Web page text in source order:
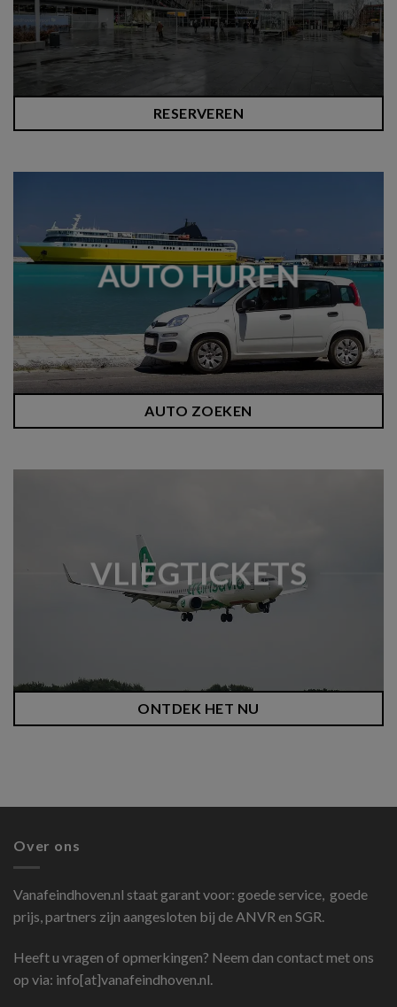
RESERVEREN
AUTO HUREN
AUTO ZOEKEN
VLIEGTICKETS
ONTDEK HET NU
Over ons
Vanafeindhoven.nl staat garant voor: goede service, goede
prijs, partners zijn aangesloten bij de ANVR en SGR.
Heeft u vragen of opmerkingen? Neem dan contact met ons
op via: info[at]vanafeindhoven.nl.